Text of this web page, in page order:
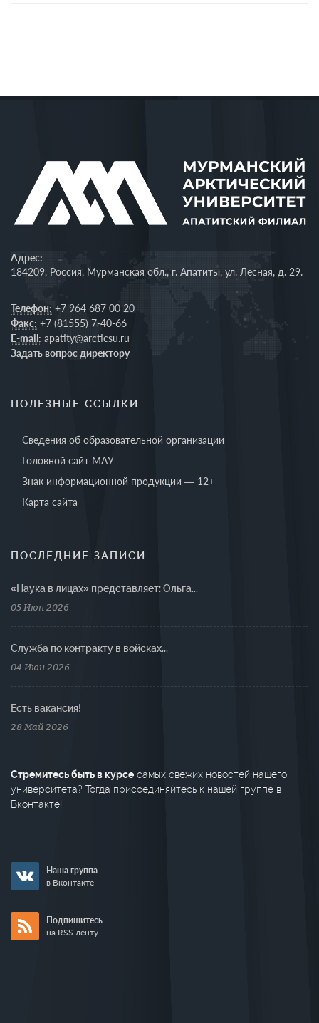
Адрес:
184209, Россия, Мурманская обл., г. Апатиты, ул. Лесная, д. 29.
Телефон: +7 964 687 00 20
Факс: +7 (81555) 7-40-66
E-mail: apatity@arcticsu.ru
Задать вопрос директору
ПОЛЕЗНЫЕ ССЫЛКИ
Сведения об образовательной организации
Головной сайт МАУ
Знак информационной продукции — 12+
Карта сайта
ПОСЛЕДНИЕ ЗАПИСИ
«Наука в лицах» представляет: Ольга...
05 Июн 2026
Cлужба по контракту в войсках...
04 Июн 2026
Есть вакансия!
28 Май 2026
Стремитесь быть в курсе самых свежих новостей нашего
университета? Тогда присоединяйтесь к нашей группе в
Вконтакте!
Наша группа
в Вконтакте
Подпишитесь
на RSS ленту